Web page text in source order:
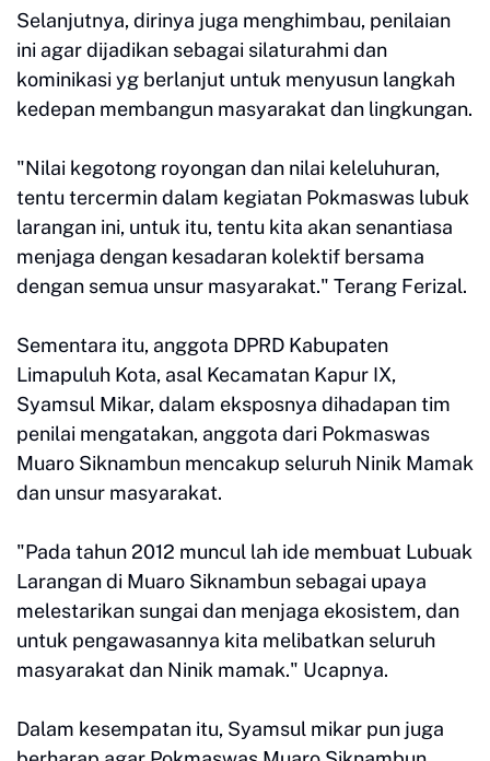
Selanjutnya, dirinya juga menghimbau, penilaian
ini agar dijadikan sebagai silaturahmi dan
kominikasi yg berlanjut untuk menyusun langkah
kedepan membangun masyarakat dan lingkungan.
"Nilai kegotong royongan dan nilai keleluhuran,
tentu tercermin dalam kegiatan Pokmaswas lubuk
larangan ini, untuk itu, tentu kita akan senantiasa
menjaga dengan kesadaran kolektif bersama
dengan semua unsur masyarakat." Terang Ferizal.
Sementara itu, anggota DPRD Kabupaten
Limapuluh Kota, asal Kecamatan Kapur IX,
Syamsul Mikar, dalam eksposnya dihadapan tim
penilai mengatakan, anggota dari Pokmaswas
Muaro Siknambun mencakup seluruh Ninik Mamak
dan unsur masyarakat.
"Pada tahun 2012 muncul lah ide membuat Lubuak
Larangan di Muaro Siknambun sebagai upaya
melestarikan sungai dan menjaga ekosistem, dan
untuk pengawasannya kita melibatkan seluruh
masyarakat dan Ninik mamak." Ucapnya.
Dalam kesempatan itu, Syamsul mikar pun juga